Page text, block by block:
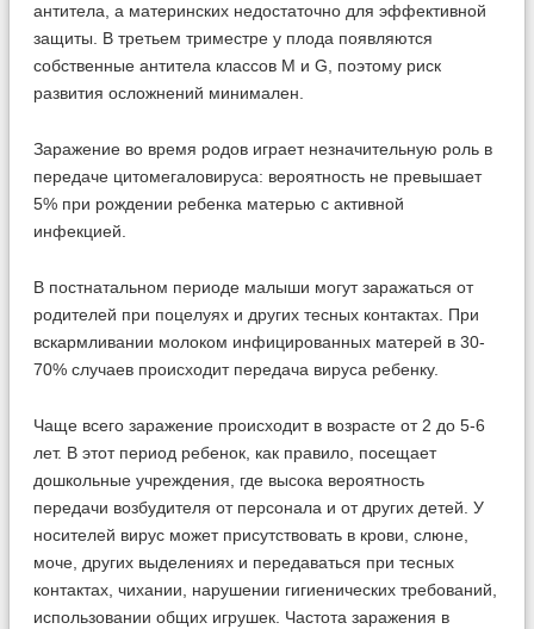
антитела, а материнских недостаточно для эффективной
защиты. В третьем триместре у плода появляются
собственные антитела классов М и G, поэтому риск
развития осложнений минимален.
Заражение во время родов играет незначительную роль в
передаче цитомегаловируса: вероятность не превышает
5% при рождении ребенка матерью с активной
инфекцией.
В постнатальном периоде малыши могут заражаться от
родителей при поцелуях и других тесных контактах. При
вскармливании молоком инфицированных матерей в 30-
70% случаев происходит передача вируса ребенку.
Чаще всего заражение происходит в возрасте от 2 до 5-6
лет. В этот период ребенок, как правило, посещает
дошкольные учреждения, где высока вероятность
передачи возбудителя от персонала и от других детей. У
носителей вирус может присутствовать в крови, слюне,
моче, других выделениях и передаваться при тесных
контактах, чихании, нарушении гигиенических требований,
использовании общих игрушек. Частота заражения в